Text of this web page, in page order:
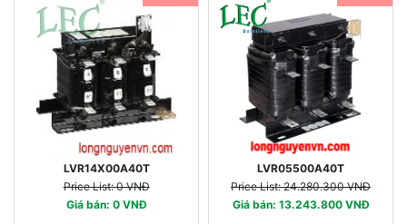
LVR14X00A40T
Price List: 0 VNĐ
Giá bán: 0 VNĐ
LVR05500A40T
Price List: 24.280.300 VNĐ
Giá bán: 13.243.800 VNĐ